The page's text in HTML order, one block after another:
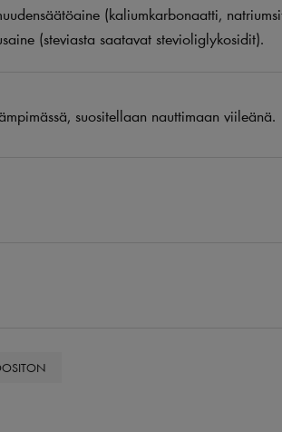
(kaliumkarbonaatti,
(steviasta saatavat stevioliglykosidit).
suositellaan nauttimaan viileänä.